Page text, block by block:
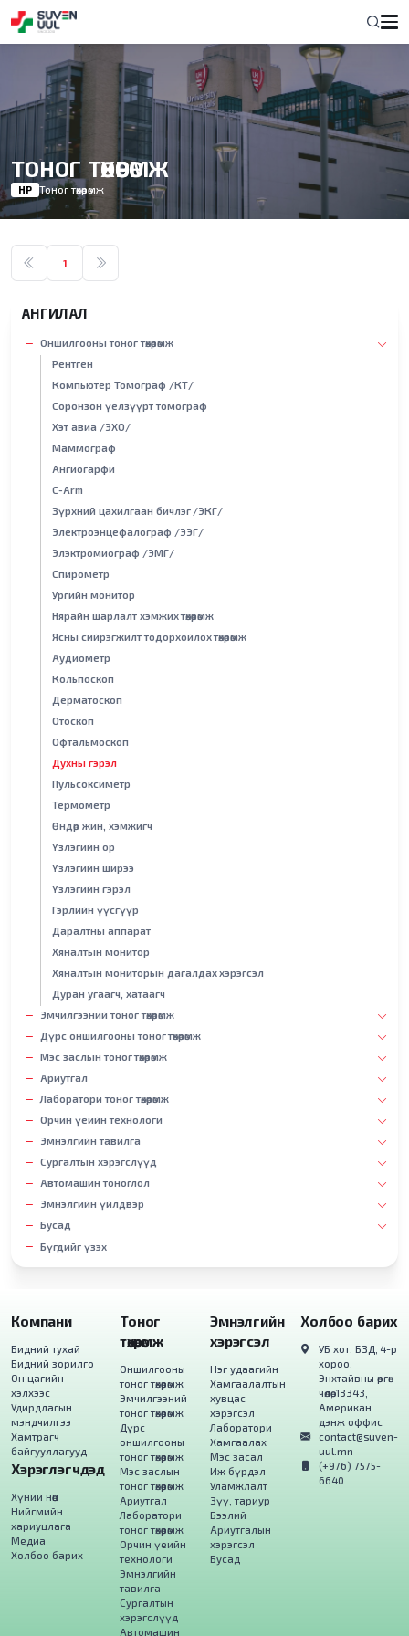
ТОНОГ ТӨХӨӨРӨМЖ
НҮҮР Тоног төхөөрөмж
1
АНГИЛАЛ
Оншилгооны тоног төхөөрөмж
Рентген
Компьютер Томограф /КТ/
Соронзон үелзүүрт томограф
Хэт авиа /ЭХО/
Маммограф
Ангиогарфи
С-Arm
Зүрхний цахилгаан бичлэг /ЭКГ/
Электроэнцефалограф /ЭЭГ/
Элэктромиограф /ЭМГ/
Спирометр
Ургийн монитор
Нярайн шарлалт хэмжих төхөөрөмж
Ясны сийрэгжилт тодорхойлох төхөөрөмж
Аудиометр
Кольпоскоп
Дерматоскоп
Отоскоп
Офтальмоскоп
Духны гэрэл
Пульсоксиметр
Термометр
Өндөр жин, хэмжигч
Үзлэгийн ор
Үзлэгийн ширээ
Үзлэгийн гэрэл
Гэрлийн үүсгүүр
Даралтны аппарат
Хяналтын монитор
Хяналтын мониторын дагалдах хэрэгсэл
Дуран угаагч, хатаагч
Эмчилгээний тоног төхөөрөмж
Дүрс оншилгооны тоног төхөөрөмж
Мэс заслын тоног төхөөрөмж
Ариутгал
Лаборатори тоног төхөөрөмж
Орчин үеийн технологи
Эмнэлгийн тавилга
Сургалтын хэрэгслүүд
Автомашин тоноглол
Эмнэлгийн үйлдвэр
Бусад
Бүгдийг үзэх
Компани
Бидний тухай
Бидний зорилго
Он цагийн
хэлхээс
Удирдлагын
мэндчилгээ
Хамтрагч
байгууллагууд
Хэрэглэгчдэд
Хүний нөөц
Нийгмийн
хариуцлага
Медиа
Холбоо барих
Тоног
төхөөрөмж
Оншилгооны
тоног төхөөрөмж
Эмчилгээний
тоног төхөөрөмж
Дүрс
оншилгооны
тоног төхөөрөмж
Мэс заслын
тоног төхөөрөмж
Ариутгал
Лаборатори
тоног төхөөрөмж
Орчин үеийн
технологи
Эмнэлгийн
тавилга
Сургалтын
хэрэгслүүд
Автомашин
Эмнэлгийн
хэрэгсэл
Нэг удаагийн
Хамгаалалтын
хувцас
хэрэгсэл
Лаборатори
Хамгаалах
Мэс засал
Иж бүрдэл
Уламжлалт
Зүү, тариур
Бээлий
Ариутгалын
хэрэгсэл
Бусад
Холбоо барих
УБ хот, БЗД, 4-р
хороо,
Энхтайвны өргөн
чөлөө, 13343,
Американ
дэнж оффис
contact@suven-
uul.mn
(+976) 7575-
6640